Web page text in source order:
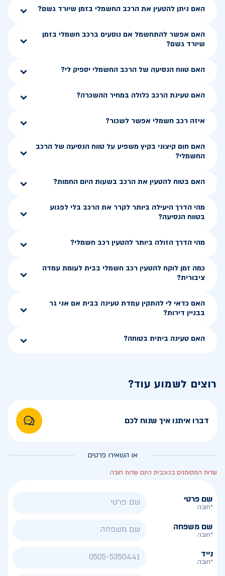
האם ניתן להטעין את הרכב החשמלי בזמן שיורד גשם?
האם אפשר להתחשמל אם נוסעים ברכב חשמלי בזמן
שיורד גשם?
האם טווח הנסיעה של הרכב החשמלי יספיק לי?
האם טעינת הרכב כלולה במחיר ההשכרה?
איזה רכב חשמלי אפשר לשכור?
האם חום קיצוני בקיץ משפיע על טווח הנסיעה של הרכב
החשמלי?
האם בטוח להטעין את הרכב בשעות היום החמות?
מהי הדרך היעילה ביותר לקרר את הרכב בלי לפגוע
בטווח הנסיעה?
מהי הדרך הזולה ביותר להטעין רכב חשמלי?
כמה זמן לוקח להטעין רכב חשמלי בבית לעומת עמדה
ציבורית?
האם כדאי לי להתקין עמדת טעינה בבית אם אני גר
בבניין דירות?
האם טעינה ביתית בטוחה?
רוצים לשמוע עוד?
דברו איתנו איך שנוח לכם
או השאירו פרטים
שדות המסומנים בכוכבית הינם שדות חובה
שם פרטי
*חובה
שם משפחה
*חובה
נייד
*חובה